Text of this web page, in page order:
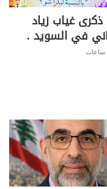
ذكرى غياب زياد
في السويد .